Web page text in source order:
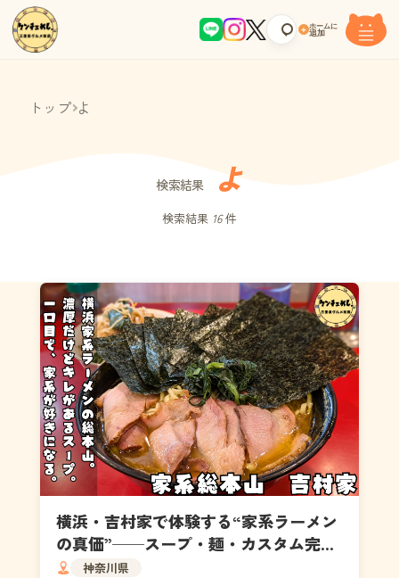
+ ホームに
追加
トップ よ
検索結果 よ
検索結果 16件
横浜・吉村家で体験する“家系ラーメン
の真価”──スープ・麺・カスタム完全
ガイド神奈川県